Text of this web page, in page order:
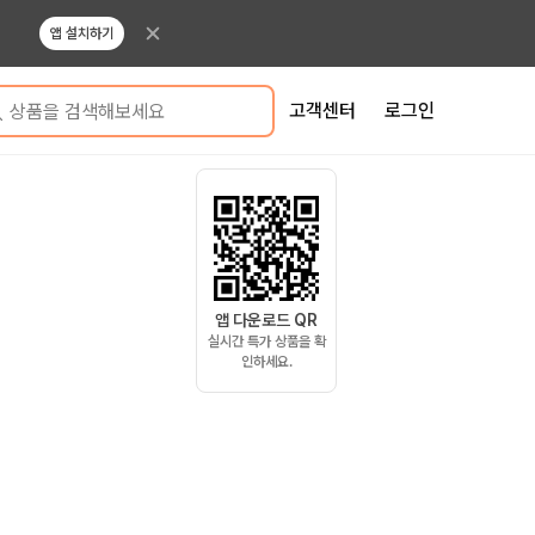
앱 설치하기
상품을 검색해보세요 고객센터 로그인
앱 다운로드 QR
실시간 특가 상품을 확
인하세요.